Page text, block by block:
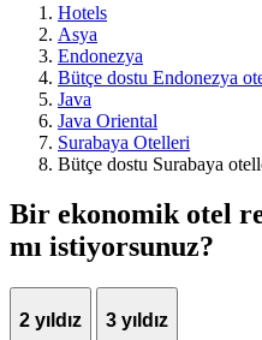
Hotels
Asya
Endonezya
Bütçe dostu Endonezya
Java
Java Oriental
Surabaya Otelleri
Bütçe dostu Surabaya
Bir ekonomik otel
mı istiyorsunuz?
2 yıldız 3 yıldız